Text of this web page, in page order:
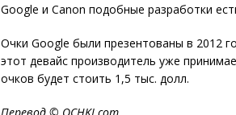
Google и Canon подобные разработки
Очки Google были презентованы в 2012
этот девайс производитель уже
очков будет стоить 1,5 тыс. долл.